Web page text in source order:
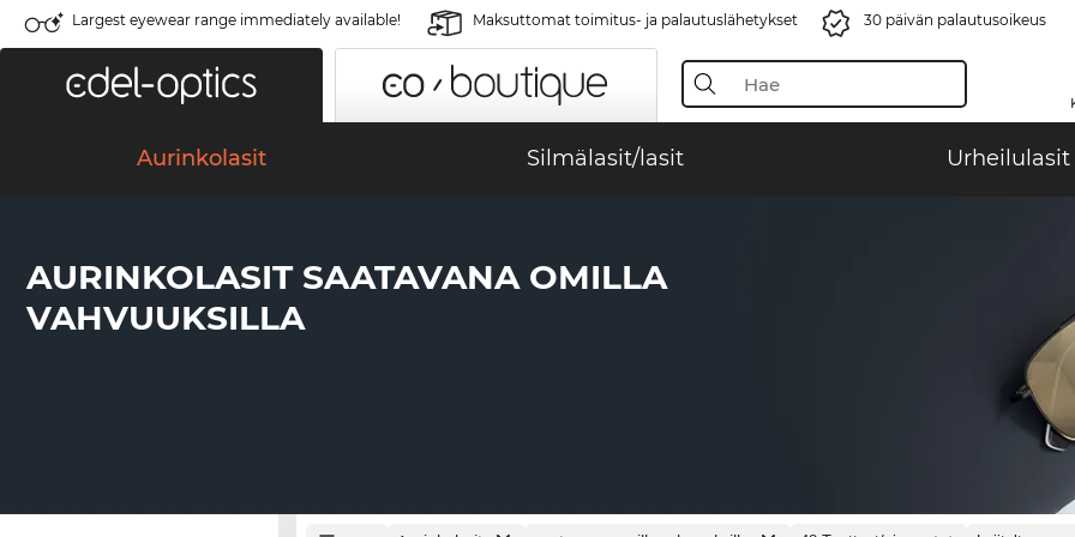
Largest eyewear range immediately available! Maksuttomat toimitus- ja palautuslähetykset 30 päivän palautusoikeus
Aurinkolasit Silmälasit/lasit Urheilulasit
AURINKOLASIT SAATAVANA OMILLA
VAHVUUKSILLA